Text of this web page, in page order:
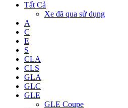
Tất Cả
Xe đã qua sử dụng
A
C
E
S
CLA
CLS
GLA
GLC
GLE
GLE Coupe